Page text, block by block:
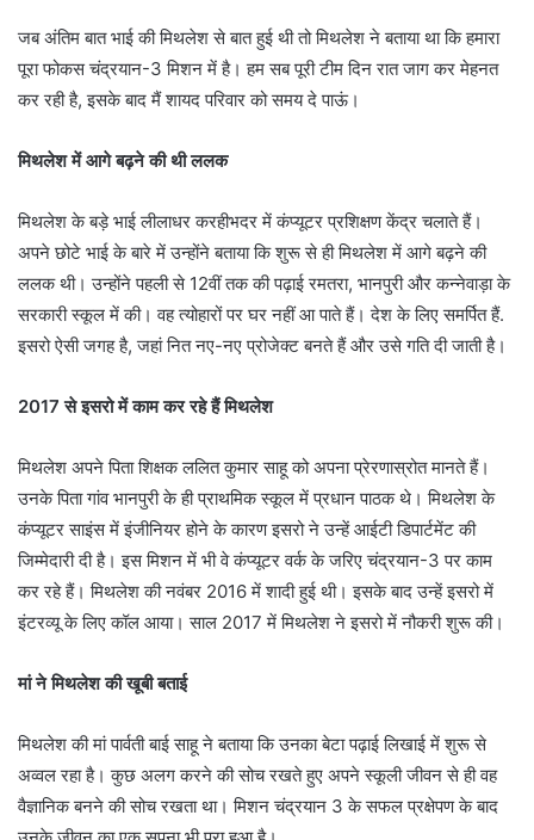
जब अंतिम बात भाई की मिथलेश से बात हुई थी तो मिथलेश ने बताया था कि हमारा
पूरा फोकस चंद्रयान-3 मिशन में है। हम सब पूरी टीम दिन रात जाग कर मेहनत
कर रही है, इसके बाद मैं शायद परिवार को समय दे पाऊं।
मिथलेश में आगे बढ़ने की थी ललक
मिथलेश के बड़े भाई लीलाधर करहीभदर में कंप्यूटर प्रशिक्षण केंद्र चलाते हैं।
अपने छोटे भाई के बारे में उन्होंने बताया कि शुरू से ही मिथलेश में आगे बढ़ने की
ललक थी। उन्होंने पहली से 12वीं तक की पढ़ाई रमतरा, भानपुरी और कन्नेवाड़ा के
सरकारी स्कूल में की। वह त्योहारों पर घर नहीं आ पाते हैं। देश के लिए समर्पित हैं.
इसरो ऐसी जगह है, जहां नित नए-नए प्रोजेक्ट बनते हैं और उसे गति दी जाती है।
2017 से इसरो में काम कर रहे हैं मिथलेश
मिथलेश अपने पिता शिक्षक ललित कुमार साहू को अपना प्रेरणास्रोत मानते हैं।
उनके पिता गांव भानपुरी के ही प्राथमिक स्कूल में प्रधान पाठक थे। मिथलेश के
कंप्यूटर साइंस में इंजीनियर होने के कारण इसरो ने उन्हें आईटी डिपार्टमेंट की
जिम्मेदारी दी है। इस मिशन में भी वे कंप्यूटर वर्क के जरिए चंद्रयान-3 पर काम
कर रहे हैं। मिथलेश की नवंबर 2016 में शादी हुई थी। इसके बाद उन्हें इसरो में
इंटरव्यू के लिए कॉल आया। साल 2017 में मिथलेश ने इसरो में नौकरी शुरू की।
मां ने मिथलेश की खूबी बताई
मिथलेश की मां पार्वती बाई साहू ने बताया कि उनका बेटा पढ़ाई लिखाई में शुरू से
अव्वल रहा है। कुछ अलग करने की सोच रखते हुए अपने स्कूली जीवन से ही वह
वैज्ञानिक बनने की सोच रखता था। मिशन चंद्रयान 3 के सफल प्रक्षेपण के बाद